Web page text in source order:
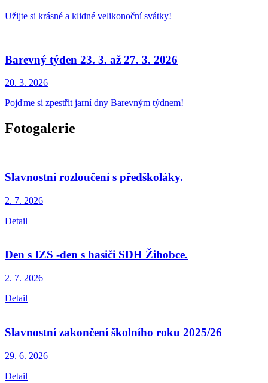
Užijte si krásné a klidné velikonoční svátky!
Barevný týden 23. 3. až 27. 3. 2026
20. 3. 2026
Pojďme si zpestřit jarní dny Barevným týdnem!
Fotogalerie
Slavnostní rozloučení s předškoláky.
2. 7. 2026
Detail
Den s IZS -den s hasiči SDH Žihobce.
2. 7. 2026
Detail
Slavnostní zakončení školního roku 2025/26
29. 6. 2026
Detail